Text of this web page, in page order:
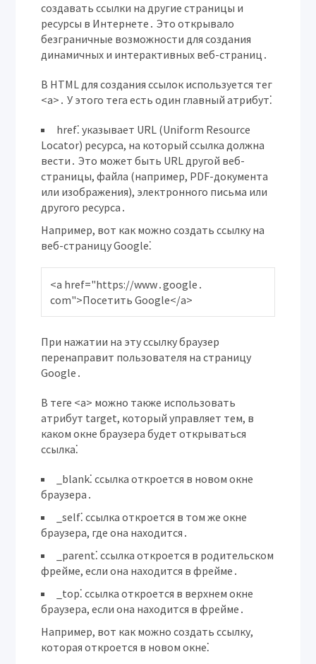
создавать ссылки на другие страницы и
ресурсы в Интернете․ Это открывало
безграничные возможности для создания
динамичных и интерактивных веб-страниц․
В HTML для создания ссылок используется тег
<a>․ У этого тега есть один главный атрибут⁚
href⁚ указывает URL (Uniform Resource
Locator) ресурса, на который ссылка должна
вести․ Это может быть URL другой веб-
страницы, файла (например, PDF-документа
или изображения), электронного письма или
другого ресурса․
Например, вот как можно создать ссылку на
веб-страницу Google⁚
<a href="https://www․google․
При нажатии на эту ссылку браузер
перенаправит пользователя на страницу
Google․
В теге <a> можно также использовать
атрибут target, который управляет тем, в
каком окне браузера будет открываться
ссылка⁚
_blank⁚ ссылка откроется в новом окне
браузера․
_self⁚ ссылка откроется в том же окне
браузера, где она находится․
_parent⁚ ссылка откроется в родительском
фрейме, если она находится в фрейме․
_top⁚ ссылка откроется в верхнем окне
браузера, если она находится в фрейме․
Например, вот как можно создать ссылку,
которая откроется в новом окне⁚